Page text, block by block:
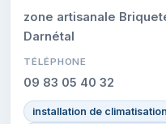
zone artisanale
Darnétal
TÉLÉPHONE
09 83 05 40 32
installation de